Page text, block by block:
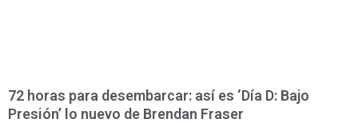
72 horas para desembarcar: así es ‘Día D: Bajo
Presión’ lo nuevo de Brendan Fraser